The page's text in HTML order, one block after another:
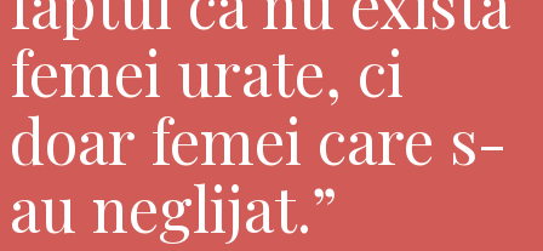
femei urate, ci
doar femei care s-
au neglijat.”